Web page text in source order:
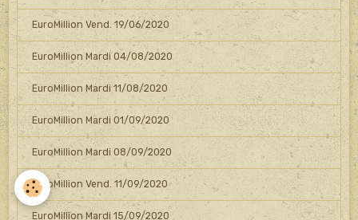
EuroMillion Vend. 19/06/2020
EuroMillion Mardi 04/08/2020
EuroMillion Mardi 11/08/2020
EuroMillion Mardi 01/09/2020
EuroMillion Mardi 08/09/2020
EuroMillion Vend. 11/09/2020
EuroMillion Mardi 15/09/2020